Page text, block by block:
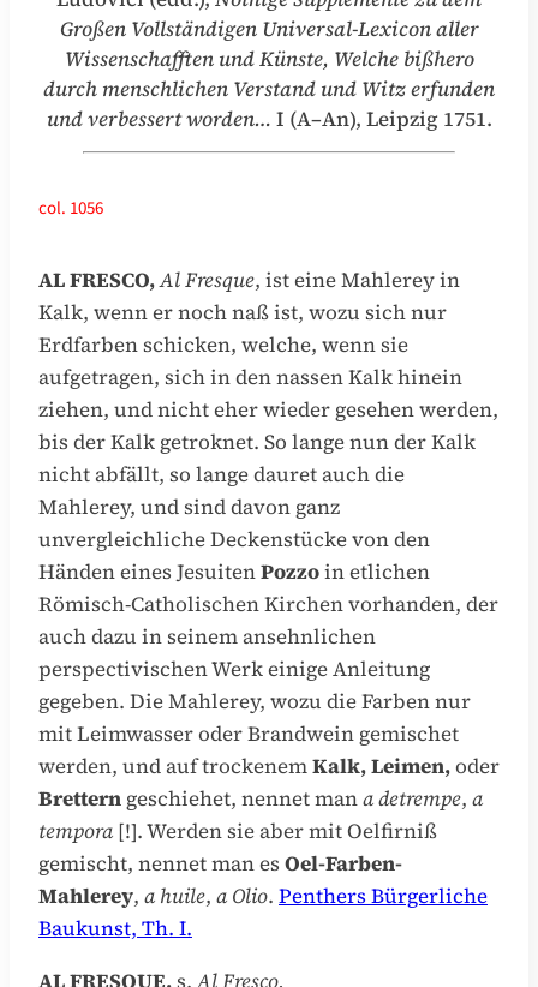
Großen Vollständigen Universal-Lexicon aller
Wissenschafften und Künste, Welche bißhero
durch menschlichen Verstand und Witz erfunden
und verbessert worden… I (A–An), Leipzig 1751.
col. 1056
AL FRESCO,Al Fresque, ist eine Mahlerey in
Kalk, wenn er noch naß ist, wozu sich nur
Erdfarben schicken, welche, wenn sie
aufgetragen, sich in den nassen Kalk hinein
ziehen, und nicht eher wieder gesehen werden,
bis der Kalk getroknet. So lange nun der Kalk
nicht abfällt, so lange dauret auch die
Mahlerey, und sind davon ganz
unvergleichliche Deckenstücke von den
Händen eines JesuitenPozzoin etlichen
Römisch-Catholischen Kirchen vorhanden, der
auch dazu in seinem ansehnlichen
perspectivischen Werk einige Anleitung
gegeben. Die Mahlerey, wozu die Farben nur
mit Leimwasser oder Brandwein gemischet
werden, und auf trockenemKalk, Leimen,oder
Brettern geschiehet, nennet mana detrempe, a
tempora [!]. Werden sie aber mit Oelfirniß
gemischt, nennet man es Oel-Farben-
Mahlerey, a huile, a Olio. Penthers Bürgerliche
Baukunst, Th. I.
AL FRESQUE,s.Al Fresco.